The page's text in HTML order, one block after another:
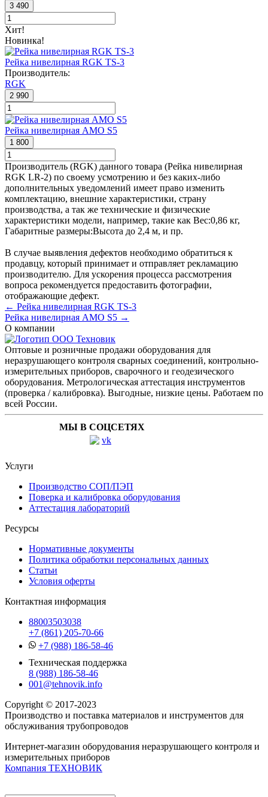
3 490
Хит!
Новинка!
Рейка нивелирная RGK TS-3
Производитель:
RGK
2 990
Рейка нивелирная AMO S5
1 800
Производитель (RGK) данного товара (Рейка нивелирная
RGK LR-2) по своему усмотрению и без каких-либо
дополнительных уведомлений имеет право изменить
комплектацию, внешние характеристики, страну
производства, а так же технические и физические
характеристики модели, например, такие как Вес:0,86 кг,
Габаритные размеры:Высота до 2,4 м, и пр.
В случае выявления дефектов необходимо обратиться к
продавцу, который принимает и отправляет рекламацию
производителю. Для ускорения процесса рассмотрения
вопроса рекомендуется предоставить фотографии,
отображающие дефект.
← Рейка нивелирная RGK TS-3
Рейка нивелирная AMO S5 →
О компании
Оптовые и розничные продажи оборудования для
неразрушающего контроля сварных соединений, контрольно-
измерительных приборов, сварочного и геодезического
оборудования. Метрологическая аттестация инструментов
(проверка / калибровка). Выгодные, низкие цены. Работаем по
всей России.
МЫ В СОЦСЕТЯХ
Услуги
Производство СОП/ПЭП
Поверка и калибровка оборудования
Аттестация лабораторий
Ресурсы
Нормативные документы
Политика обработки персональных данных
Статьи
Условия оферты
Контактная информация
88003503038
+7 (861) 205-70-66
+7 (988) 186-58-46
Техническая поддержка
8 (988) 186-58-46
001@tehnovik.info
Copyright © 2017-2023
Производство и поставка материалов и инструментов для
обслуживания трубопроводов
Интернет-магазин оборудования неразрушающего контроля и
измерительных приборов
Компания ТЕХНОВИК